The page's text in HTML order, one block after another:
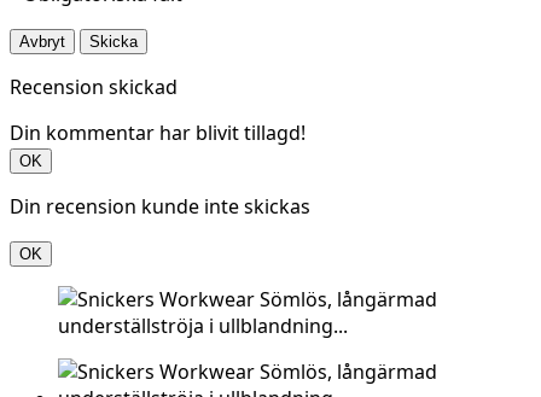
Avbryt Skicka
Recension skickad
Din kommentar har blivit tillagd!
OK
Din recension kunde inte skickas
OK